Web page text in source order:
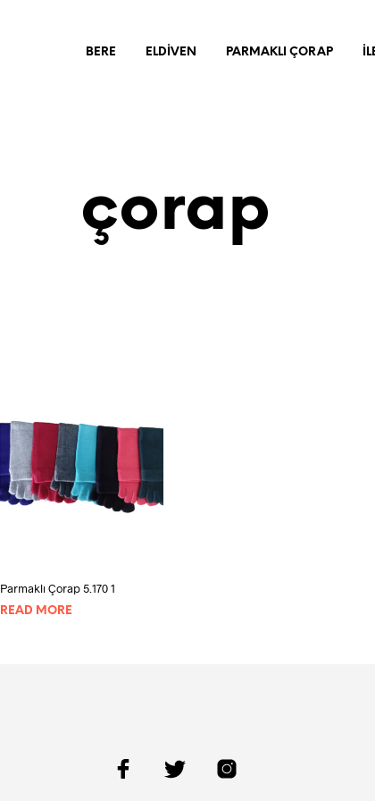
BERE ELDİVEN PARMAKLI ÇORAP
çorap
Parmaklı Çorap 5.170 1
READ MORE